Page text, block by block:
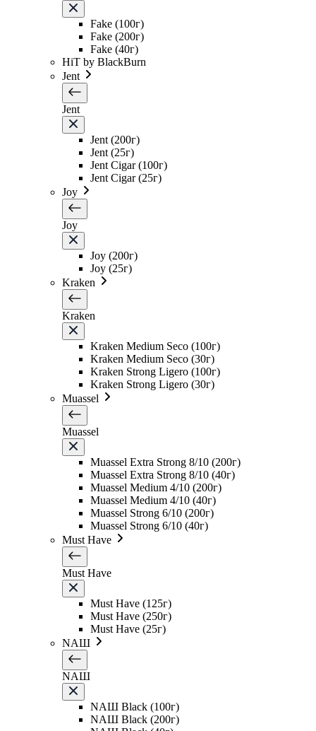
Fake (100г)
Fake (200г)
Fake (40г)
HiT by BlackBurn
Jent
Jent
Jent (200г)
Jent (25г)
Jent Cigar (100г)
Jent Cigar (25г)
Joy
Joy
Joy (200г)
Joy (25г)
Kraken
Kraken
Kraken Medium Seco (100г)
Kraken Medium Seco (30г)
Kraken Strong Ligero (100г)
Kraken Strong Ligero (30г)
Muassel
Muassel
Muassel Extra Strong 8/10 (200г)
Muassel Extra Strong 8/10 (40г)
Muassel Medium 4/10 (200г)
Muassel Medium 4/10 (40г)
Muassel Strong 6/10 (200г)
Muassel Strong 6/10 (40г)
Must Have
Must Have
Must Have (125г)
Must Have (250г)
Must Have (25г)
NAШ
NAШ
NAШ Black (100г)
NAШ Black (200г)